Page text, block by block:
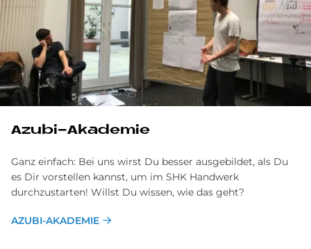
Azubi-Akademie
Ganz einfach: Bei uns wirst Du besser ausgebildet, als Du
es Dir vorstellen kannst, um im SHK Handwerk
durchzustarten! Willst Du wissen, wie das geht?
AZUBI-AKADEMIE